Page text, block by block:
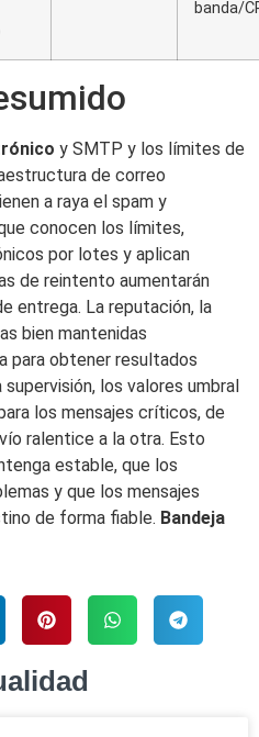
banda/
y SMTP y los límites de
de correo
a raya el spam y
conocen los límites,
por lotes y aplican
de reintento aumentarán
entrega. La reputación, la
bien mantenidas
para obtener resultados
los valores umbral
los mensajes críticos, de
ralentice a la otra. Esto
estable, que los
y que los mensajes
de forma fiable. Bandeja